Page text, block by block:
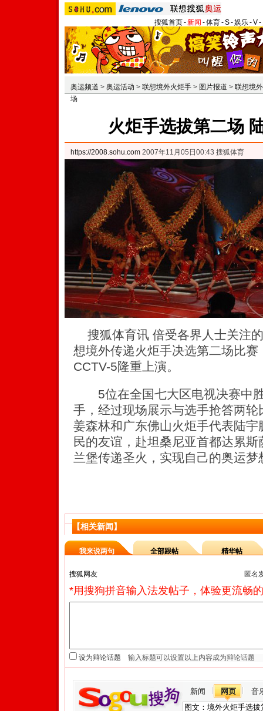
搜狐首页-新闻 -体育-S-娱乐-V-
奥运频道 > 奥运活动 > 联想境外火炬手 > 图片报道 > 联想境
场
火炬手选拔第二场
https://2008.sohu.com 2007年11月05日00:43 搜狐体育
搜狐体育讯 倍受各界人士关注的
想境外传递火炬手决选第二场比
CCTV-5隆重上演。
5位在全国七大区电视决赛中
手，经过现场展示与选手抢答两
姜森林和广东佛山火炬手代表陆
民的友谊，赴坦桑尼亚首都达累
兰堡传递圣火，实现自己的奥运梦
【相关新闻】
我来说两句 全部跟帖 精华帖
匿名
*用搜狗拼音输入法发帖子，体验更流畅
设为辩论话题
新闻 网页 音